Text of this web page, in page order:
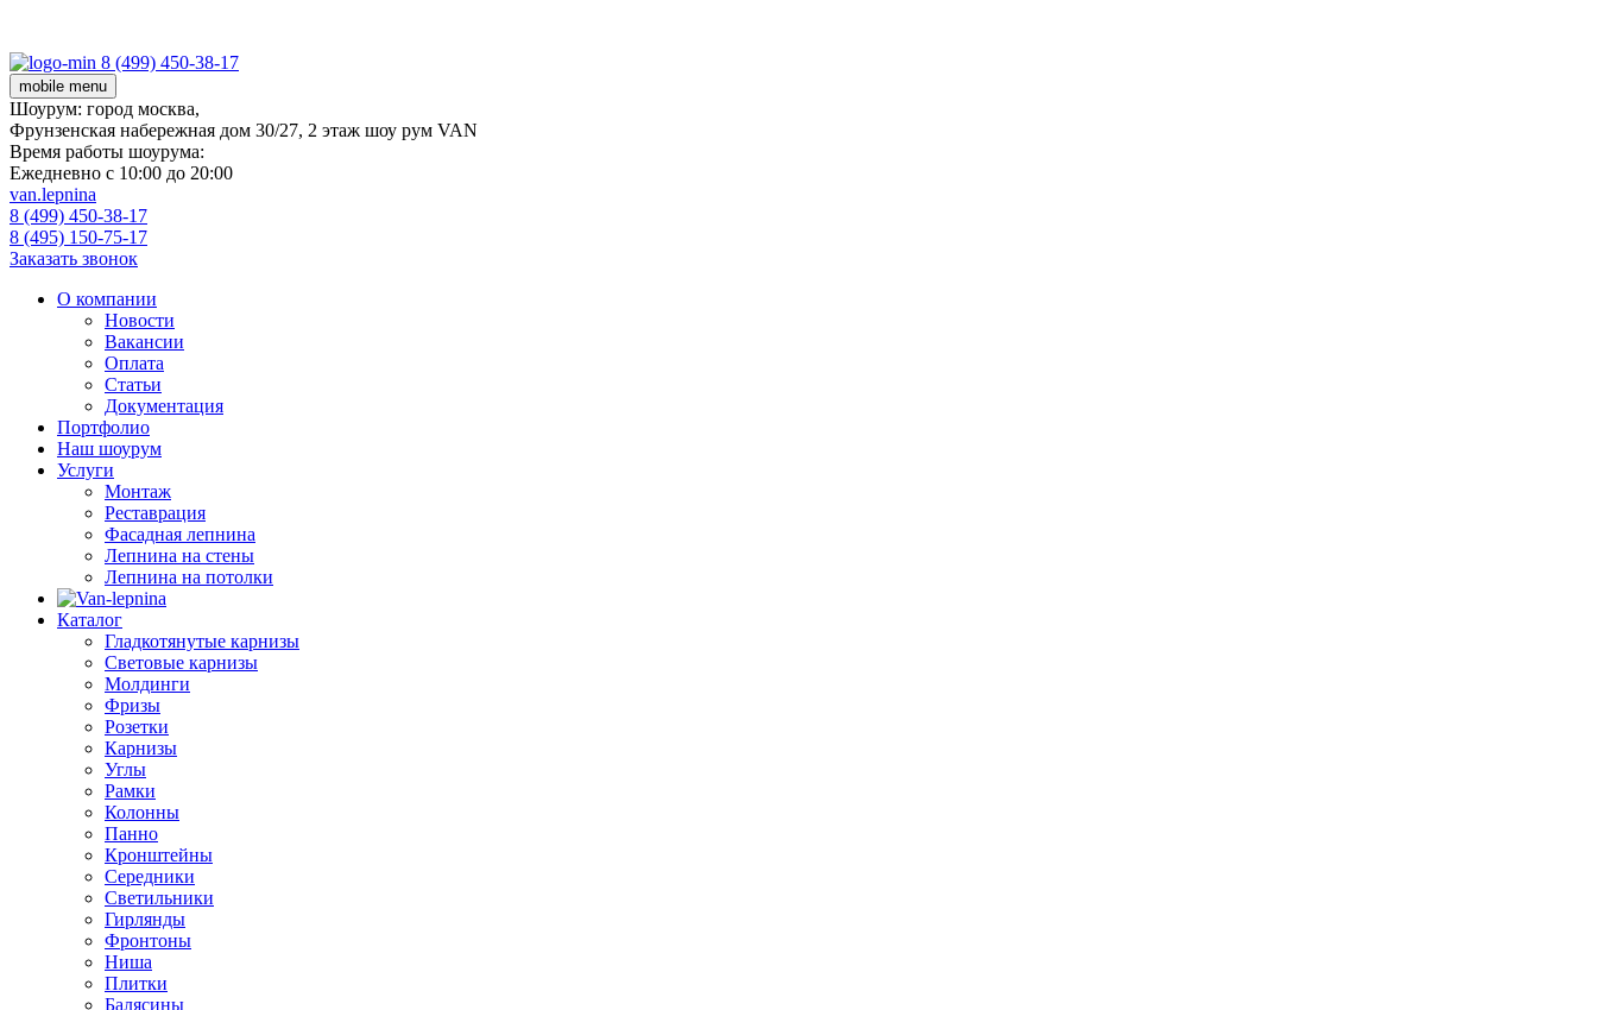
8 (499) 450-38-17
mobile menu
Шоурум: город москва,
Фрунзенская набережная дом 30/27, 2 этаж шоу рум VAN
Время работы шоурума:
Ежедневно с 10:00 до 20:00
van.lepnina
8 (499) 450-38-17
8 (495) 150-75-17
Заказать звонок
О компании
Новости
Вакансии
Оплата
Статьи
Документация
Портфолио
Наш шоурум
Услуги
Монтаж
Реставрация
Фасадная лепнина
Лепнина на стены
Лепнина на потолки
Каталог
Гладкотянутые карнизы
Световые карнизы
Молдинги
Фризы
Розетки
Карнизы
Углы
Рамки
Колонны
Панно
Кронштейны
Середники
Светильники
Гирлянды
Фронтоны
Ниша
Плитки
Балясины